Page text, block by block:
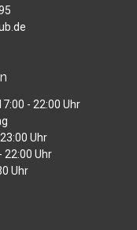
- 22:00 Uhr
Uhr
22:00 Uhr
Uhr